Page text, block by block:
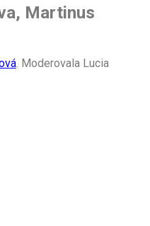
Martinus
. Moderovala Lucia